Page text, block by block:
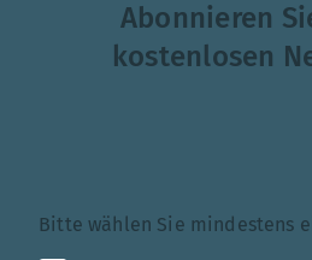
Abonnieren
kostenlosen
Bitte wählen Sie